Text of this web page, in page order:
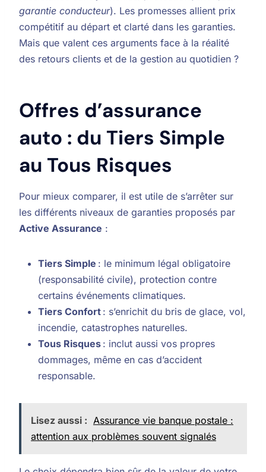
garantie conducteur). Les promesses allient prix
compétitif au départ et clarté dans les garanties.
Mais que valent ces arguments face à la réalité
des retours clients et de la gestion au quotidien ?
Offres d’assurance
auto : du Tiers Simple
au Tous Risques
Pour mieux comparer, il est utile de s’arrêter sur
les différents niveaux de garanties proposés par
Active Assurance :
Tiers Simple : le minimum légal obligatoire
(responsabilité civile), protection contre
certains événements climatiques.
Tiers Confort : s’enrichit du bris de glace, vol,
incendie, catastrophes naturelles.
Tous Risques : inclut aussi vos propres
dommages, même en cas d’accident
responsable.
Lisez aussi : Assurance vie banque postale :
attention aux problèmes souvent signalés